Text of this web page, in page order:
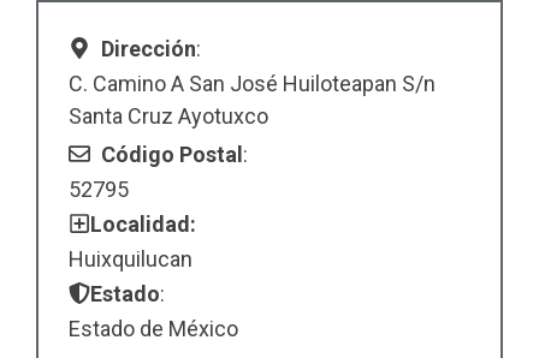
Dirección:
C. Camino A San José Huiloteapan S/n
Santa Cruz Ayotuxco
Código Postal:
52795
Localidad:
Huixquilucan
Estado:
Estado de México